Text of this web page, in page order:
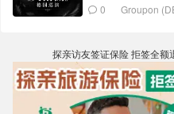
0 Groupon
探亲访友签证保险 拒签全额